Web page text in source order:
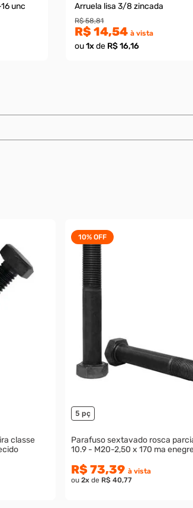
unc
Arruela lisa 3/8 zincada
R$ 58,81
R$ 14,54 à vista
ou1xde R$ 16,16
classe
10%OFF
5 pç
Parafuso sextavado rosca
10.9 - M20-2,50 x 170 ma
R$ 73,39 à vista
ou 2xde R$ 40,77